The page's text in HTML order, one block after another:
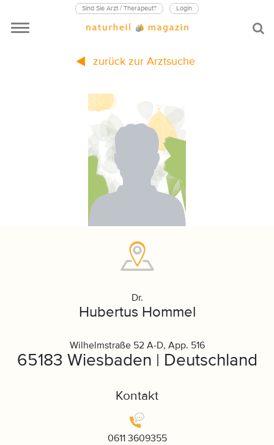
Sind Sie Arzt / Therapeut? Login
zurück zur Arztsuche
Dr.
Hubertus Hommel
Wilhelmstraße 52 A-D, App. 516
65183 Wiesbaden | Deutschland
Kontakt
0611 3609355